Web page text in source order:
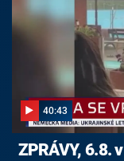
40:43
ZPRÁVY, 6.8.